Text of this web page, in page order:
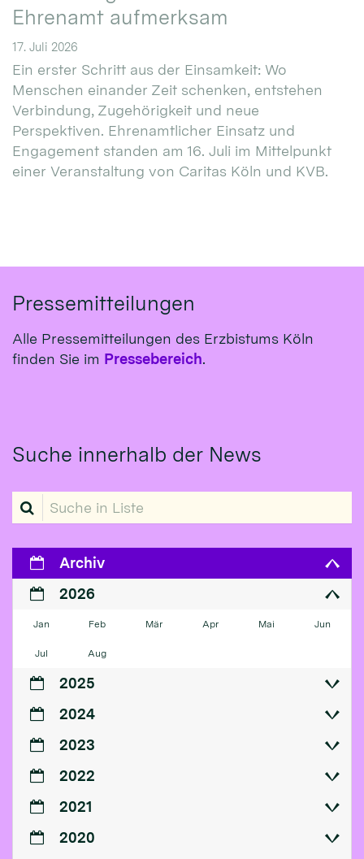
Ehrenamt aufmerksam
17. Juli 2026
Ein erster Schritt aus der Einsamkeit: Wo
Menschen einander Zeit schenken, entstehen
Verbindung, Zugehörigkeit und neue
Perspektiven. Ehrenamtlicher Einsatz und
Engagement standen am 16. Juli im Mittelpunkt
einer Veranstaltung von Caritas Köln und KVB.
Pressemitteilungen
Alle Pressemitteilungen des Erzbistums Köln
finden Sie im Pressebereich.
Suche innerhalb der News
Suche in Liste
Archiv
2026
Jan Feb Mär Apr Mai Jun
Jul Aug
2025
2024
2023
2022
2021
2020